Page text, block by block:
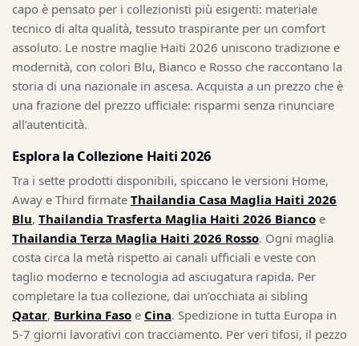
capo è pensato per i collezionisti più esigenti: materiale
tecnico di alta qualità, tessuto traspirante per un comfort
assoluto. Le nostre maglie Haiti 2026 uniscono tradizione e
modernità, con colori Blu, Bianco e Rosso che raccontano la
storia di una nazionale in ascesa. Acquista a un prezzo che è
una frazione del prezzo ufficiale: risparmi senza rinunciare
all’autenticità.
Esplora la Collezione Haiti 2026
Tra i sette prodotti disponibili, spiccano le versioni Home,
Away e Third firmate Thailandia Casa Maglia Haiti 2026
Blu, Thailandia Trasferta Maglia Haiti 2026 Bianco e
Thailandia Terza Maglia Haiti 2026 Rosso. Ogni maglia
costa circa la metà rispetto ai canali ufficiali e veste con
taglio moderno e tecnologia ad asciugatura rapida. Per
completare la tua collezione, dai un’occhiata ai sibling
Qatar, Burkina Faso e Cina. Spedizione in tutta Europa in
5-7 giorni lavorativi con tracciamento. Per veri tifosi, il pezzo